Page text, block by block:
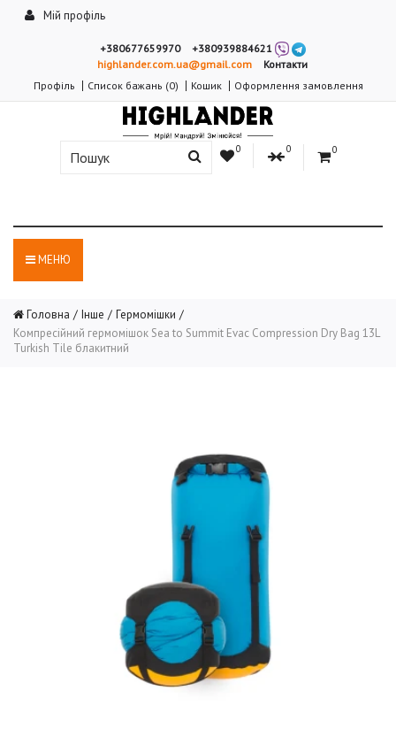
Мій профіль
+380677659970
+380939884621
highlander.com.ua@gmail.com
Контакти
Профіль
Список бажань (0) Кошик Оформлення замовлення
0 0 0
МЕНЮ
Головна Інше
Гермомішки
Компресійний гермомішок Sea to Summit Evac Compression Dry Bag 13L
Turkish Tile блакитний